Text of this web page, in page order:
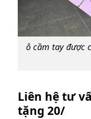
ô cầm tay được
Liên hệ tư
tặng 20/